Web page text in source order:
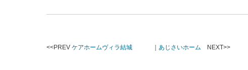
<<PREV ケアホームヴィラ結城 ｜ あじさいホーム NEXT>>